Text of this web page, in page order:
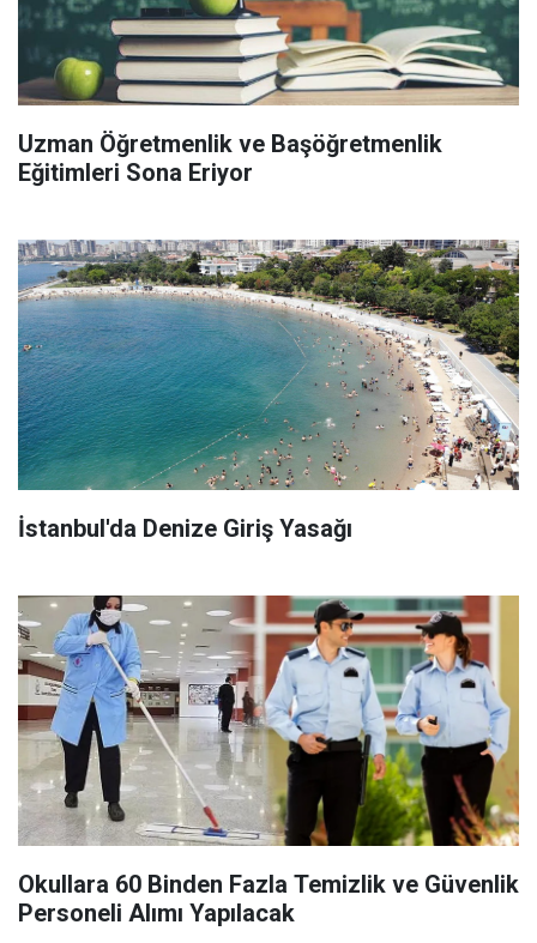
Uzman Öğretmenlik ve Başöğretmenlik
Eğitimleri Sona Eriyor
İstanbul'da Denize Giriş Yasağı
Okullara 60 Binden Fazla Temizlik ve Güvenlik
Personeli Alımı Yapılacak